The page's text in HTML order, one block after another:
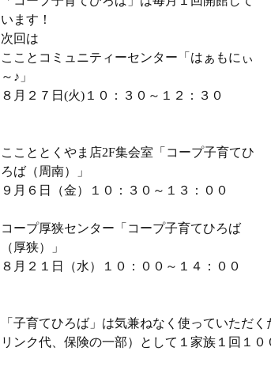
います！
次回は
こことコミュニティーセンター「はぁもにぃ
～♪」
８月２７日(火)１０：３０～１２：３０
ここととくやま店2F集会室「コープ子育てひ
ろば（周南）」
９月６日（金）１０：３０～１３：００
コープ厚狭センター「コープ子育てひろば
（厚狭）」
８月２１日（水）１０：００～１４：００
「子育てひろば」は気兼ねなく使っていただ
リンク代、保険の一部）として１家族１回１０